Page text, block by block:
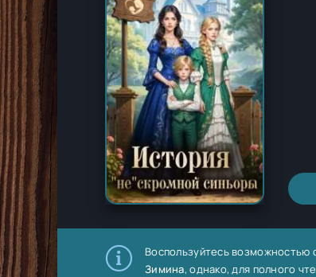
Воспользуйтесь возможностью
Зимина, однако, для полного